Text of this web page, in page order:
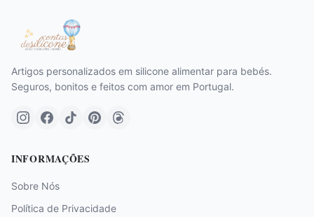
Artigos personalizados em silicone alimentar para bebés.
Seguros, bonitos e feitos com amor em Portugal.
INFORMAÇÕES
Sobre Nós
Política de Privacidade